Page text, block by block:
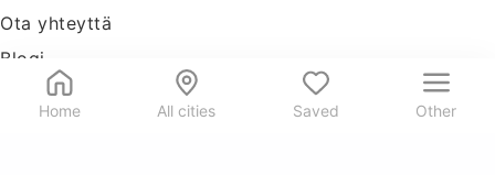
Home All cities Saved Other
Ota yhteyttä
Blogi
Tools